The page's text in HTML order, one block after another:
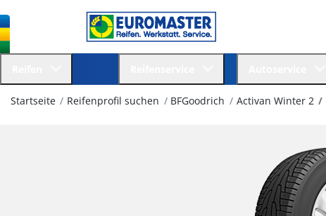
Startseite Reifenprofil suchen BFGoodrich Activan Winter 2